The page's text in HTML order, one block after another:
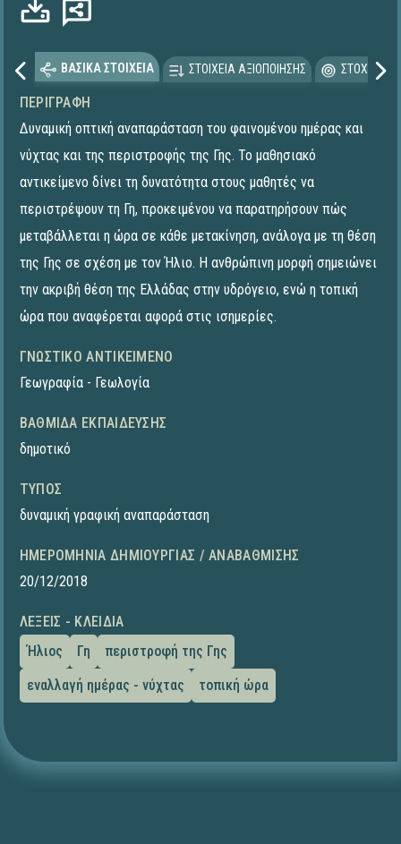
ΒΑΣΙΚΑ ΣΤΟΙΧΕΙΑ ΣΤΟΙΧΕΙΑ ΑΞΙΟΠΟΙΗΣΗΣ
ΠΕΡΙΓΡΑΦΉ
Δυναμική οπτική αναπαράσταση του φαινομένου ημέρας και
νύχτας και της περιστροφής της Γης. Το μαθησιακό
αντικείμενο δίνει τη δυνατότητα στους μαθητές να
περιστρέψουν τη Γη, προκειμένου να παρατηρήσουν πώς
μεταβάλλεται η ώρα σε κάθε μετακίνηση, ανάλογα με τη θέση
της Γης σε σχέση με τον Ήλιο. Η ανθρώπινη μορφή σημειώνει
την ακριβή θέση της Ελλάδας στην υδρόγειο, ενώ η τοπική
ώρα που αναφέρεται αφορά στις ισημερίες.
ΓΝΩΣΤΙΚΌ ΑΝΤΙΚΕΊΜΕΝΟ
Γεωγραφία - Γεωλογία
ΒΑΘΜΊΔΑ ΕΚΠΑΊΔΕΥΣΗΣ
δημοτικό
ΤΎΠΟΣ
δυναμική γραφική αναπαράσταση
ΗΜΕΡΟΜΗΝΊΑ ΔΗΜΙΟΥΡΓΊΑΣ / ΑΝΑΒΆΘΜΙΣΗΣ
20/12/2018
ΛΈΞΕΙΣ - ΚΛΕΙΔΙΆ
Ήλιος
Γη
περιστροφή της Γης
εναλλαγή ημέρας - νύχτας
τοπική ώρα